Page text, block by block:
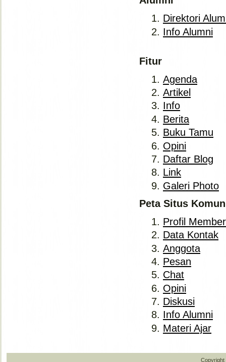
Direktori
Info Alumni
Fitur
Agenda
Artikel
Info
Berita
Buku Tamu
Opini
Daftar Blog
Link
Galeri Photo
Peta Situs
Profil Member
Data Kontak
Anggota
Pesan
Chat
Opini
Diskusi
Info Alumni
Materi Ajar